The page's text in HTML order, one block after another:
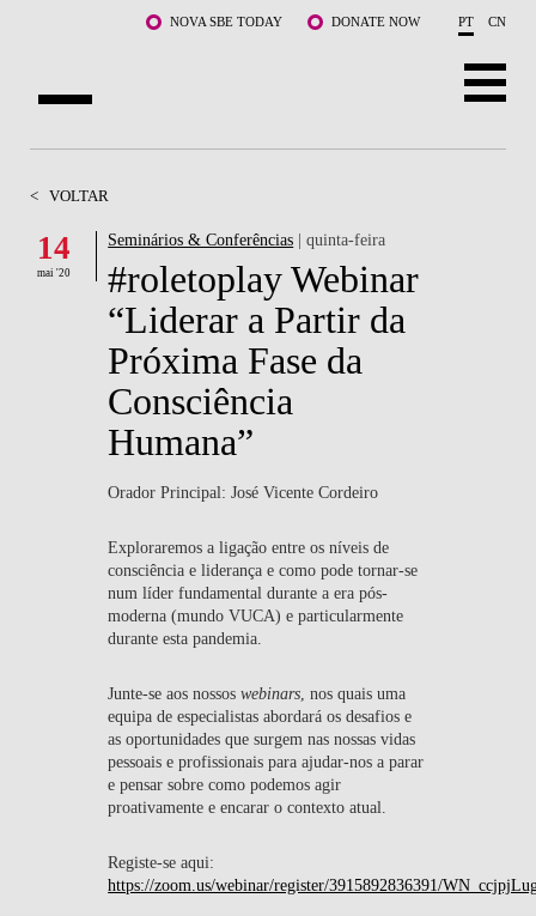
Saltar para o conteúdo principalNOVA SBE TODAY DONATE NOW PT CN
DOCENTES E INVESTIGAÇÃO
COMUNIDADE
WHAT'S HAPPENING
< VOLTAR
14
mai '20
Seminários & Conferências | quinta-feira
#roletoplay Webinar
“Liderar a Partir da
Próxima Fase da
Consciência
Humana”
Orador Principal: José Vicente Cordeiro
Exploraremos a ligação entre os níveis de
consciência e liderança e como pode tornar-se
num líder fundamental durante a era pós-
moderna (mundo VUCA) e particularmente
durante esta pandemia.
Junte-se aos nossoswebinars , nos quais uma
equipa de especialistas abordará os desafios e
as oportunidades que surgem nas nossas vidas
pessoais e profissionais para ajudar-nos a parar
e pensar sobre como podemos agir
proativamente e encarar o contexto atual.
Registe-se aqui:
https://zoom.us/webinar/register/3915892836391/